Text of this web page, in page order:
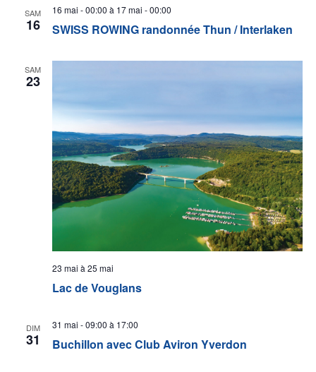
SAM
16 SWISS ROWING randonnée Thun / Interlaken
16 mai - 00:00 à 17 mai - 00:00
SAM
23
Lac de Vouglans
23 mai à 25 mai
DIM
31 Buchillon avec Club Aviron Yverdon
31 mai - 09:00 à 17:00